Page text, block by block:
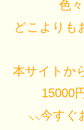
色
どこよりも
本サイトか
15000
⸜⸜今すぐ